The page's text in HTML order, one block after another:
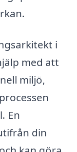
i
med att
miljö,
En
din